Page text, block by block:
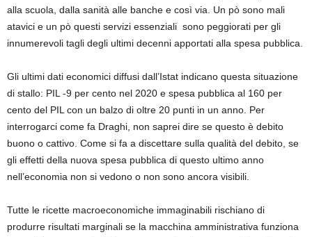
alla scuola, dalla sanità alle banche e così via. Un pò sono mali
atavici e un pò questi servizi essenziali sono peggiorati per gli
innumerevoli tagli degli ultimi decenni apportati alla spesa pubblica.
Gli ultimi dati economici diffusi dall’Istat indicano questa situazione
di stallo: PIL -9 per cento nel 2020 e spesa pubblica al 160 per
cento del PIL con un balzo di oltre 20 punti in un anno. Per
interrogarci come fa Draghi, non saprei dire se questo è debito
buono o cattivo. Come si fa a discettare sulla qualità del debito, se
gli effetti della nuova spesa pubblica di questo ultimo anno
nell’economia non si vedono o non sono ancora visibili.
Tutte le ricette macroeconomiche immaginabili rischiano di
produrre risultati marginali se la macchina amministrativa funziona